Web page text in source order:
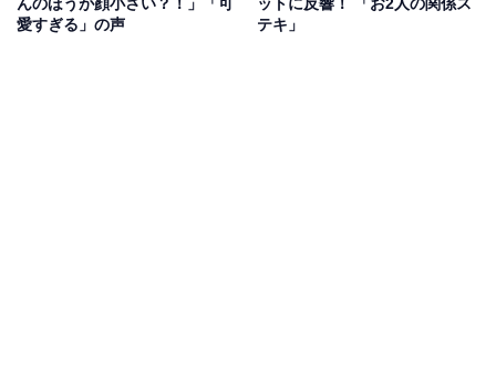
んのほうが顔小さい？！」「可
愛すぎる」の声
ットに反響！ 「お2人の関係ス
テキ」